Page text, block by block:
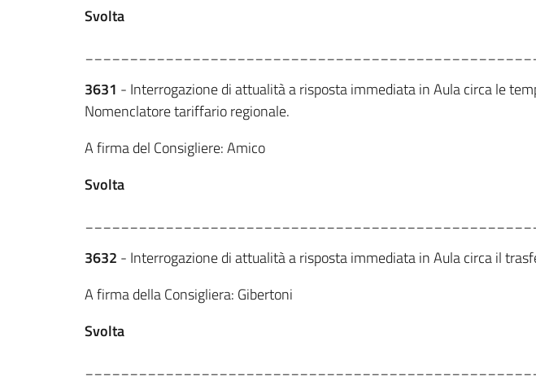
Svolta
3631 - Interrogazione di attualità a risposta immediata in Aula circa le
Nomenclatore tariffario regionale.
A firma del Consigliere: Amico
Svolta
3632 - Interrogazione di attualità a risposta immediata in Aula circa il
A firma della Consigliera: Gibertoni
Svolta